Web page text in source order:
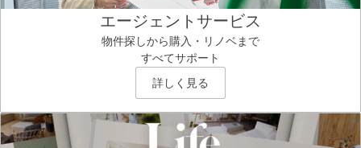
エージェントサービス
物件探しから購入・リノベまで
すべてサポート
詳しく見る